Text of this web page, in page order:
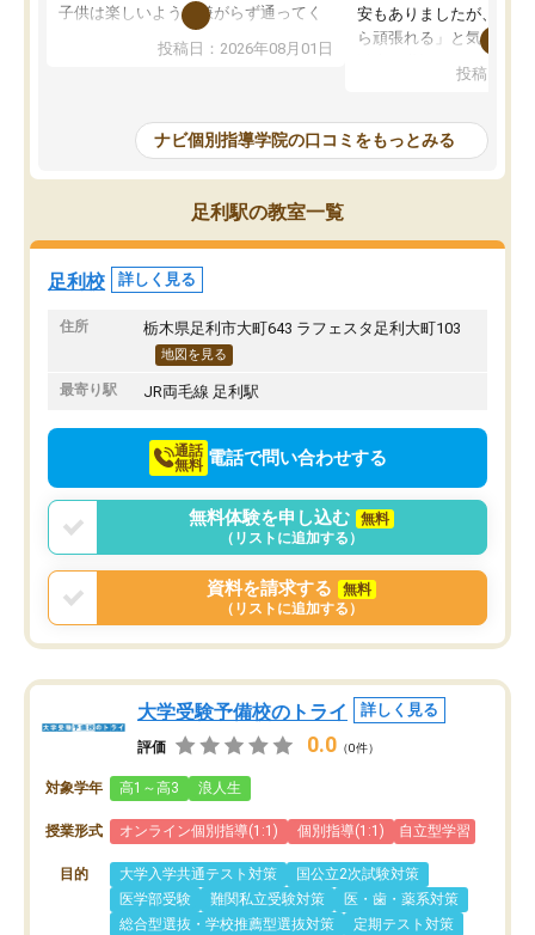
子供は楽しいようで嫌がらず通ってく
先生は良い方が多く、いつも笑顔で対
教室は少し狭い印象なので夜の時間帯
など生徒さんが多い時間帯は手狭では
ないかな？と感じます。
また駅前にあるのでアクセスは良いで
すが駐車場がないのでお迎えの際に近
隣のコインパーキングを利用または路
上駐車をするしかない点が少し不便で
投稿日：2026年08月01日
安もありましたが、子ど
ら頑張れる」と気に入り
ても分かりやすく、学
方を丁寧に教えてくださ
が深まっていると感じま
熱心で、一人ひとりの苦
前より勉強に前向きに取
りたいと思える塾です。
投稿日：
ナビ個別指導学院の口コミをもっとみる
足利駅の教室一覧
足利校 詳しく見る
住所 栃木県足利市大町643 ラフェスタ足利大町103
地図を見る
最寄り駅 JR両毛線 足利駅
通話
無料 電話で問い合わせする
無料体験を申し込む
無料
（リストに追加する）
資料を請求する
無料
（リストに追加する）
大学受験予備校のトライ 詳しく見る
評価 0.0 （0件）
対象学年 高1～高3 浪人生
授業形式 オンライン個別指導(1:1) 個別指導(1:1) 自立型学習
目的 大学入学共通テスト対策
国公立2次試験対策
医学部受験
難関私立受験対策
医・歯・薬系対策
総合型選抜・学校推薦型選抜対策
定期テスト対策